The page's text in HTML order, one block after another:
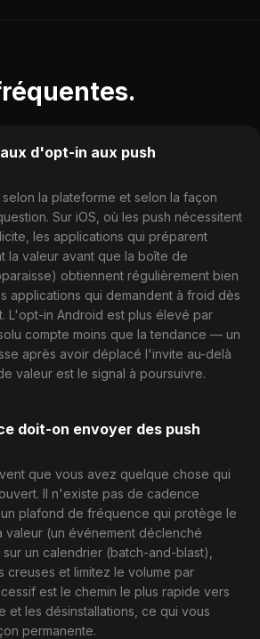
d'opt-in aux push
la plateforme et selon la façon
Sur iOS, où les push nécessitent
les applications qui préparent
la valeur avant que la boîte de
obtiennent régulièrement bien
applications qui demandent à froid dès
L'opt-in Android est plus élevé par
compte moins que la tendance — un
après avoir déplacé l'invite au-delà
valeur est le signal à poursuivre.
doit-on envoyer des push
que vous avez quelque chose qui
Il n'existe pas de cadence
plafond de fréquence qui protège le
valeur (un événement déclenché
un calendrier (batch-and-blast),
creuses et limitez le volume par
est le chemin le plus rapide vers
et les désinstallations, ce qui vous
permanente.